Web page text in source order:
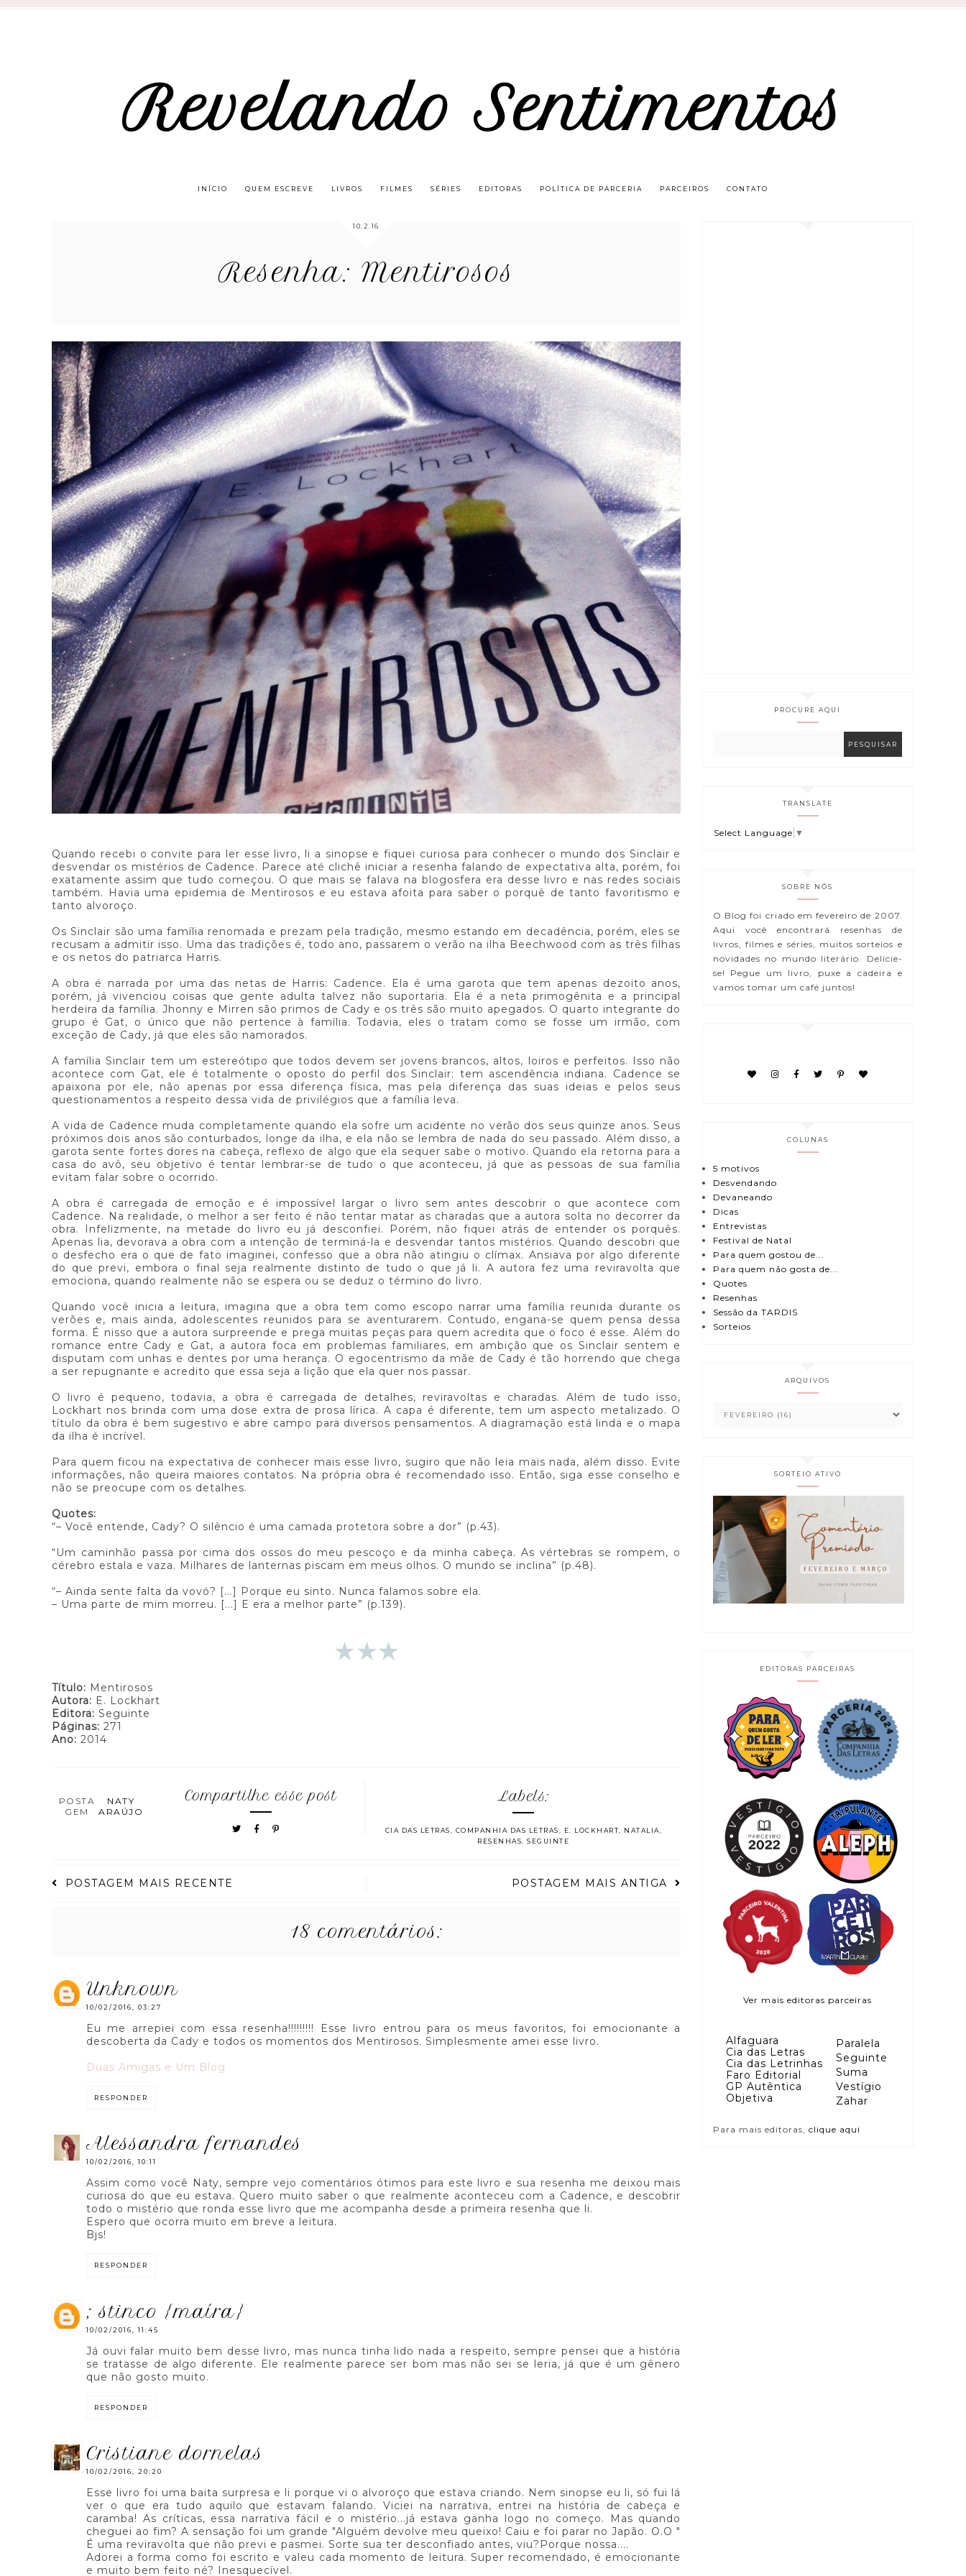
Revelando Sentimentos
INÍCIO QUEM ESCREVE LIVROS FILMES SÉRIES EDITORAS POLÍTICA DE PARCERIA PARCEIROS CONTATO
10.2.16
Resenha: Mentirosos
Quando recebi o convite para ler esse livro, li a sinopse e fiquei curiosa para conhecer o mundo dos Sinclair e
desvendar os mistérios de Cadence. Parece até clichê iniciar a resenha falando de expectativa alta, porém, foi
exatamente assim que tudo começou. O que mais se falava na blogosfera era desse livro e nas redes sociais
também. Havia uma epidemia de Mentirosos e eu estava afoita para saber o porquê de tanto favoritismo e
tanto alvoroço.
Os Sinclair são uma família renomada e prezam pela tradição, mesmo estando em decadência, porém, eles se
recusam a admitir isso. Uma das tradições é, todo ano, passarem o verão na ilha Beechwood com as três filhas
e os netos do patriarca Harris.
A obra é narrada por uma das netas de Harris: Cadence. Ela é uma garota que tem apenas dezoito anos,
porém, já vivenciou coisas que gente adulta talvez não suportaria. Ela é a neta primogênita e a principal
herdeira da família. Jhonny e Mirren são primos de Cady e os três são muito apegados. O quarto integrante do
grupo é Gat, o único que não pertence à família. Todavia, eles o tratam como se fosse um irmão, com
exceção de Cady, já que eles são namorados.
A família Sinclair tem um estereótipo que todos devem ser jovens brancos, altos, loiros e perfeitos. Isso não
acontece com Gat, ele é totalmente o oposto do perfil dos Sinclair: tem ascendência indiana. Cadence se
apaixona por ele, não apenas por essa diferença física, mas pela diferença das suas ideias e pelos seus
questionamentos a respeito dessa vida de privilégios que a família leva.
A vida de Cadence muda completamente quando ela sofre um acidente no verão dos seus quinze anos. Seus
próximos dois anos são conturbados, longe da ilha, e ela não se lembra de nada do seu passado. Além disso, a
garota sente fortes dores na cabeça, reflexo de algo que ela sequer sabe o motivo. Quando ela retorna para a
casa do avô, seu objetivo é tentar lembrar-se de tudo o que aconteceu, já que as pessoas de sua família
evitam falar sobre o ocorrido.
A obra é carregada de emoção e é impossível largar o livro sem antes descobrir o que acontece com
Cadence. Na realidade, o melhor a ser feito é não tentar matar as charadas que a autora solta no decorrer da
obra. Infelizmente, na metade do livro eu já desconfiei. Porém, não fiquei atrás de entender os porquês.
Apenas lia, devorava a obra com a intenção de terminá-la e desvendar tantos mistérios. Quando descobri que
o desfecho era o que de fato imaginei, confesso que a obra não atingiu o clímax. Ansiava por algo diferente
do que previ, embora o final seja realmente distinto de tudo o que já li. A autora fez uma reviravolta que
emociona, quando realmente não se espera ou se deduz o término do livro.
Quando você inicia a leitura, imagina que a obra tem como escopo narrar uma família reunida durante os
verões e, mais ainda, adolescentes reunidos para se aventurarem. Contudo, engana-se quem pensa dessa
forma. É nisso que a autora surpreende e prega muitas peças para quem acredita que o foco é esse. Além do
romance entre Cady e Gat, a autora foca em problemas familiares, em ambição que os Sinclair sentem e
disputam com unhas e dentes por uma herança. O egocentrismo da mãe de Cady é tão horrendo que chega
a ser repugnante e acredito que essa seja a lição que ela quer nos passar.
O livro é pequeno, todavia, a obra é carregada de detalhes, reviravoltas e charadas. Além de tudo isso,
Lockhart nos brinda com uma dose extra de prosa lírica. A capa é diferente, tem um aspecto metalizado. O
título da obra é bem sugestivo e abre campo para diversos pensamentos. A diagramação está linda e o mapa
da ilha é incrível.
Para quem ficou na expectativa de conhecer mais esse livro, sugiro que não leia mais nada, além disso. Evite
informações, não queira maiores contatos. Na própria obra é recomendado isso. Então, siga esse conselho e
não se preocupe com os detalhes.
Quotes:
“– Você entende, Cady? O silêncio é uma camada protetora sobre a dor” (p.43).
“Um caminhão passa por cima dos ossos do meu pescoço e da minha cabeça. As vértebras se rompem, o
cérebro estala e vaza. Milhares de lanternas piscam em meus olhos. O mundo se inclina” (p.48).
“– Ainda sente falta da vovó? [...] Porque eu sinto. Nunca falamos sobre ela.
– Uma parte de mim morreu. [...] E era a melhor parte” (p.139).
Título: Mentirosos
Autora: E. Lockhart
Editora: Seguinte
Páginas: 271
Ano: 2014
POSTA
GEM
NATY
ARAÚJO
Compartilhe esse post Labels:
CIA DAS LETRAS COMPANHIA DAS LETRAS E. LOCKHART NATALIA
RESENHAS
,SEGUINTE
POSTAGEM MAIS RECENTE POSTAGEM MAIS ANTIGA
18 comentários:
unknown
10/02/2016, 03:27
Eu me arrepiei com essa resenha!!!!!!!!! Esse livro entrou para os meus favoritos, foi emocionante a
descoberta da Cady e todos os momentos dos Mentirosos. Simplesmente amei esse livro.
Duas Amigas e Um Blog
RESPONDER
alessandra fernandes
10/02/2016, 10:11
Assim como você Naty, sempre vejo comentários ótimos para este livro e sua resenha me deixou mais
curiosa do que eu estava. Quero muito saber o que realmente aconteceu com a Cadence, e descobrir
todo o mistério que ronda esse livro que me acompanha desde a primeira resenha que li.
Espero que ocorra muito em breve a leitura.
Bjs!
RESPONDER
; stinco {maíra}
10/02/2016, 11:45
Já ouvi falar muito bem desse livro, mas nunca tinha lido nada a respeito, sempre pensei que a história
se tratasse de algo diferente. Ele realmente parece ser bom mas não sei se leria, já que é um gênero
que não gosto muito.
RESPONDER
cristiane dornelas
10/02/2016, 20:20
Esse livro foi uma baita surpresa e li porque vi o alvoroço que estava criando. Nem sinopse eu li, só fui lá
ver o que era tudo aquilo que estavam falando. Viciei na narrativa, entrei na história de cabeça e
caramba! As críticas, essa narrativa fácil e o mistério...já estava ganha logo no começo. Mas quando
cheguei ao fim? A sensação foi um grande "Alguém devolve meu queixo! Caiu e foi parar no Japão. O.O "
É uma reviravolta que não previ e pasmei. Sorte sua ter desconfiado antes, viu?Porque nossa....
Adorei a forma como foi escrito e valeu cada momento de leitura. Super recomendado, é emocionante
e muito bem feito né? Inesquecível.
PROCURE AQUI
TRANSLATE
Select Language ▼
SOBRE NÓS
O Blog foi criado em fevereiro de 2007.
Aqui você encontrará resenhas de
livros, filmes e séries, muitos sorteios e
novidades no mundo literário. Delicie-
se! Pegue um livro, puxe a cadeira e
vamos tomar um café juntos!
COLUNAS
5 motivos
Desvendando
Devaneando
Dicas
Entrevistas
Festival de Natal
Para quem gostou de...
Para quem não gosta de...
Quotes
Resenhas
Sessão da TARDIS
Sorteios
ARQUIVOS
SORTEIO ATIVO
EDITORAS PARCEIRAS
Ver mais editoras parceiras
Alfaguara
Cia das Letras
Cia das Letrinhas
Faro Editorial
GP Autêntica
Objetiva
Paralela
Seguinte
Suma
Vestígio
Zahar
Para mais editoras, clique aqui